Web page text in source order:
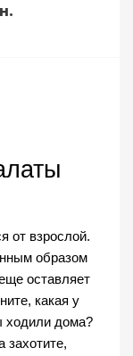
образом
оставляет
какая у
ходили дома?
захотите,